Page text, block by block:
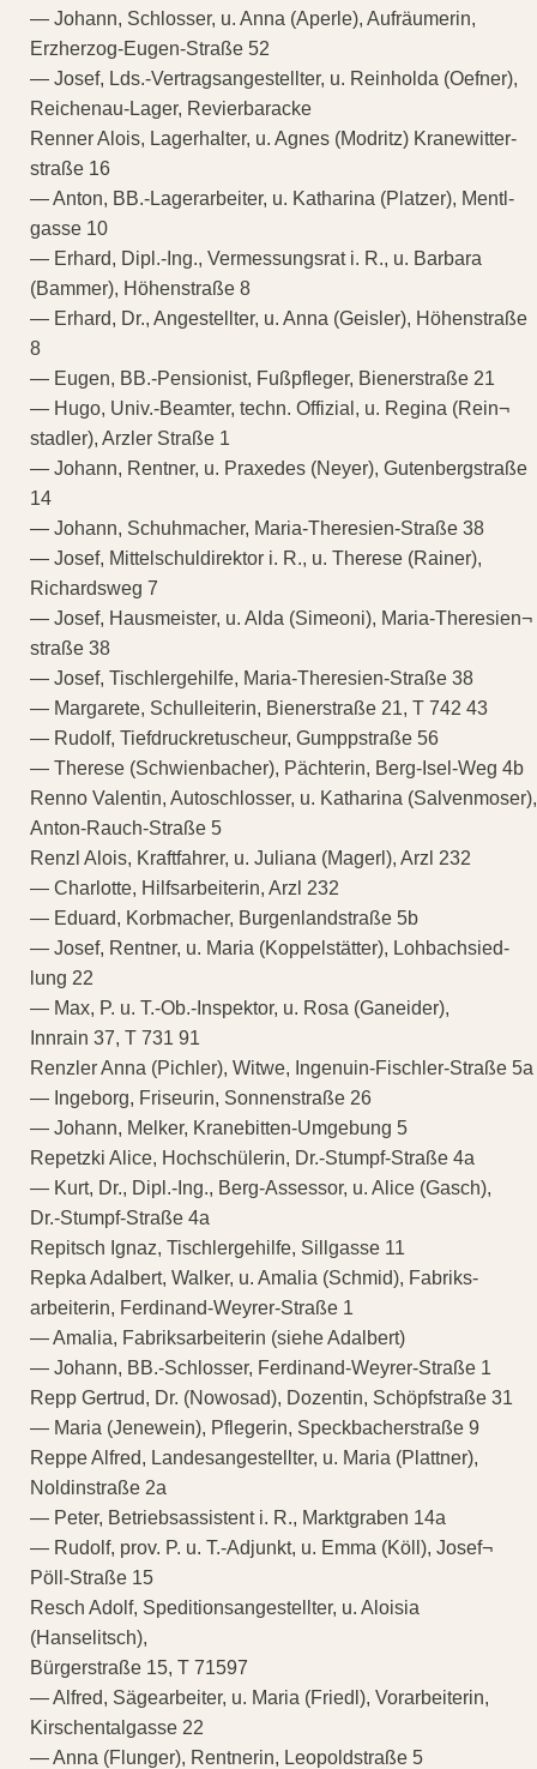
— Johann, Schlosser, u. Anna (Aperle), Aufräumerin,
Erzherzog-Eugen-Straße 52
— Josef, Lds.-Vertragsangestellter, u. Reinholda (Oefner),
Reichenau-Lager, Revierbaracke
Renner Alois, Lagerhalter, u. Agnes (Modritz) Kranewitter-
straße 16
— Anton, BB.-Lagerarbeiter, u. Katharina (Platzer), Mentl-
gasse 10
— Erhard, Dipl.-Ing., Vermessungsrat i. R., u. Barbara
(Bammer), Höhenstraße 8
— Erhard, Dr., Angestellter, u. Anna (Geisler), Höhenstraße
8
— Eugen, BB.-Pensionist, Fußpfleger, Bienerstraße 21
— Hugo, Univ.-Beamter, techn. Offizial, u. Regina (Rein¬
stadler), Arzler Straße 1
— Johann, Rentner, u. Praxedes (Neyer), Gutenbergstraße
14
— Johann, Schuhmacher, Maria-Theresien-Straße 38
— Josef, Mittelschuldirektor i. R., u. Therese (Rainer),
Richardsweg 7
— Josef, Hausmeister, u. Alda (Simeoni), Maria-Theresien¬
straße 38
— Josef, Tischlergehilfe, Maria-Theresien-Straße 38
— Margarete, Schulleiterin, Bienerstraße 21, T 742 43
— Rudolf, Tiefdruckretuscheur, Gumppstraße 56
— Therese (Schwienbacher), Pächterin, Berg-Isel-Weg 4b
Renno Valentin, Autoschlosser, u. Katharina (Salvenmoser),
Anton-Rauch-Straße 5
Renzl Alois, Kraftfahrer, u. Juliana (Magerl), Arzl 232
— Charlotte, Hilfsarbeiterin, Arzl 232
— Eduard, Korbmacher, Burgenlandstraße 5b
— Josef, Rentner, u. Maria (Koppelstätter), Lohbachsied-
lung 22
— Max, P. u. T.-Ob.-Inspektor, u. Rosa (Ganeider),
Innrain 37, T 731 91
Renzler Anna (Pichler), Witwe, Ingenuin-Fischler-Straße 5a
— Ingeborg, Friseurin, Sonnenstraße 26
— Johann, Melker, Kranebitten-Umgebung 5
Repetzki Alice, Hochschülerin, Dr.-Stumpf-Straße 4a
— Kurt, Dr., Dipl.-Ing., Berg-Assessor, u. Alice (Gasch),
Dr.-Stumpf-Straße 4a
Repitsch Ignaz, Tischlergehilfe, Sillgasse 11
Repka Adalbert, Walker, u. Amalia (Schmid), Fabriks-
arbeiterin, Ferdinand-Weyrer-Straße 1
— Amalia, Fabriksarbeiterin (siehe Adalbert)
— Johann, BB.-Schlosser, Ferdinand-Weyrer-Straße 1
Repp Gertrud, Dr. (Nowosad), Dozentin, Schöpfstraße 31
— Maria (Jenewein), Pflegerin, Speckbacherstraße 9
Reppe Alfred, Landesangestellter, u. Maria (Plattner),
Noldinstraße 2a
— Peter, Betriebsassistent i. R., Marktgraben 14a
— Rudolf, prov. P. u. T.-Adjunkt, u. Emma (Köll), Josef¬
Pöll-Straße 15
Resch Adolf, Speditionsangestellter, u. Aloisia
(Hanselitsch),
Bürgerstraße 15, T 71597
— Alfred, Sägearbeiter, u. Maria (Friedl), Vorarbeiterin,
Kirschentalgasse 22
— Anna (Flunger), Rentnerin, Leopoldstraße 5